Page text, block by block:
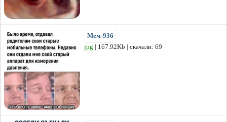
Мем-936
jpg | 167.92Kb | скачали: 69